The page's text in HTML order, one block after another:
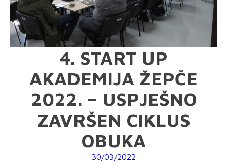
4. START UP
AKADEMIJA ŽEPČE
2022. – USPJEŠNO
ZAVRŠEN CIKLUS
OBUKA
30/03/2022